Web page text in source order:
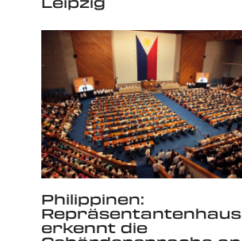
Philippinen:
Repräsentantenhaus
erkennt die